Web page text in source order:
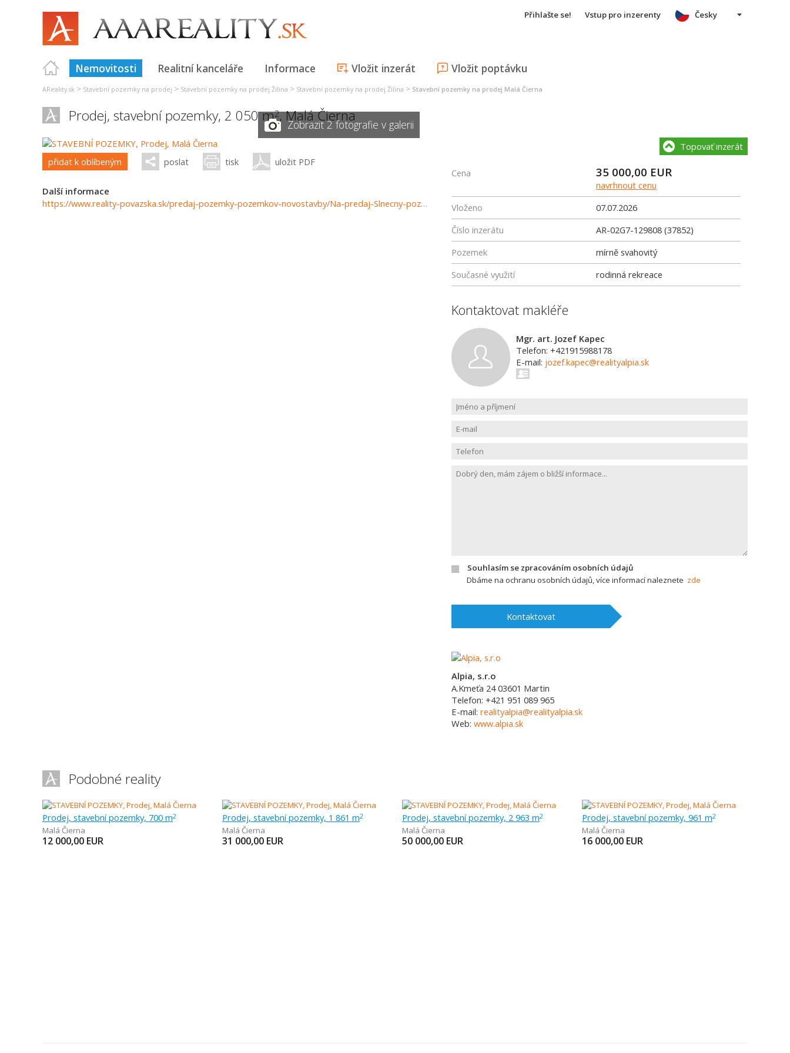
Přihlašte se! Vstup pro inzerenty
Nemovitosti Realitní kanceláře Informace Vložit inzerát Vložit poptávku
Česky
AReality.sk > Stavební pozemky na prodej > Stavební pozemky na prodej Žilina > Stavební pozemky na prodej Žilina > Stavební pozemky na prodej Malá Čierna
Prodej, stavební pozemky, 2 050 m2,Malá Čierna
Zobrazit 2 fotografie v galerii
přidat k oblíbeným poslat tisk uložit PDF
Další informace
https://www.reality-povazska.sk/predaj-pozemky-pozemkov-novostavby/Na-predaj-Slnecny-pozemok-2050m2-v-tichej-lokalite-obce-Mala-Cierna-za-35-000-eur.-37852/?utm_source=areality&utm_medium=xml&utm_term=37852&utm_content=chalupa&utm_campaign=portaly
Topovať inzerát
Cena 35 000,00 EUR
navrhnout cenu
Vloženo
07.07.2026
Číslo inzerátu
AR-02G7-129808 (37852)
Pozemek
mírně svahovitý
Současné využití
rodinná rekreace
Kontaktovat makléře
Mgr. art. Jozef Kapec
Telefon: +421915988178
E-mail: jozef.kapec@realityalpia.sk
Souhlasím se zpracováním osobních údajů
Dbáme na ochranu osobních údajů, více informací naleznete zde
Kontaktovat
Alpia, s.r.o
A.Kmeťa 24 03601 Martin
Telefon: +421 951 089 965
E-mail: realityalpia@realityalpia.sk
Web: www.alpia.sk
Podobné reality
Prodej, stavební pozemky, 700 m2
Malá Čierna
12 000,00 EUR
Prodej, stavební pozemky, 1 861 m2
Malá Čierna
31 000,00 EUR
Prodej, stavební pozemky, 2 963 m2
Malá Čierna
50 000,00 EUR
Prodej, stavební pozemky, 961 m2
Malá Čierna
16 000,00 EUR